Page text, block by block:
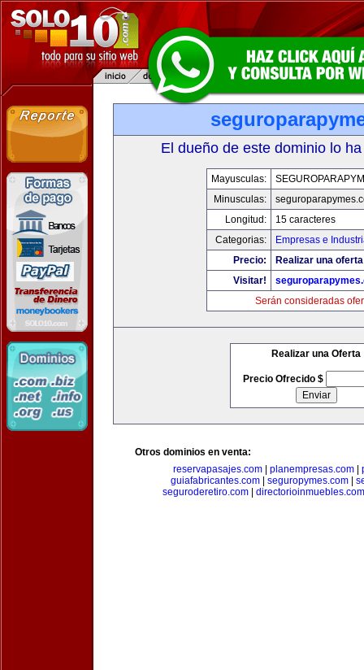
El dueño de este dominio lo
Mayusculas:
Minusculas:
Longitud:
15 caracteres
Categorias:
Empresas e
Precio:
Realizar una
Visitar!
Serán consideradas
Realizar una Oferta
Precio Ofrecido $
Otros dominios en venta:
reservapasajes.com
planempresas.com
guiafabricantes.com| seguropymes.com|
seguroderetiro.com| directorioinmuebles.com